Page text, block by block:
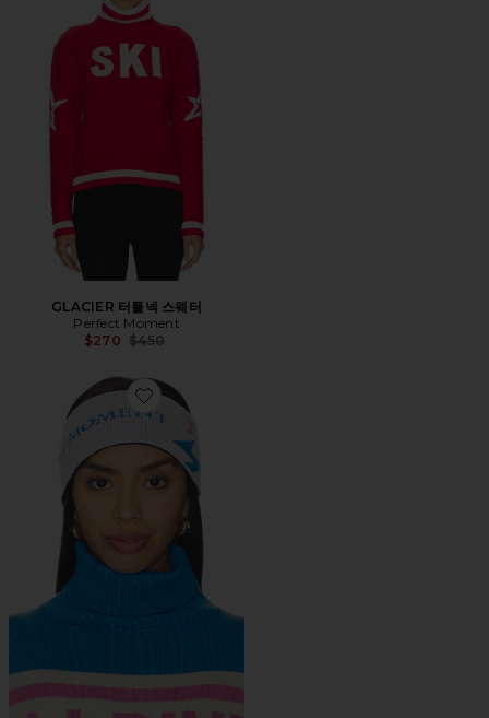
GLACIER 터틀넥 스웨터
Perfect Moment
$270 Previous price:
$450
Favorite ALPINE 레이싱 헤드밴드